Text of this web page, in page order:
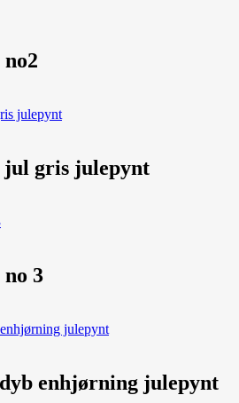
jul gris julepynt
3
enhjørning julepynt